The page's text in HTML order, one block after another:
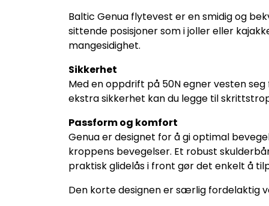
Baltic Genua flytevest er en smidig og
sittende posisjoner som i joller eller
mangesidighet.
Sikkerhet
Med en oppdrift på 50N egner vesten
ekstra sikkerhet kan du legge til
Passform og komfort
Genua er designet for å gi optimal
kroppens bevegelser. Et robust
praktisk glidelås i front gør det enkelt å
Den korte designen er særlig fordelaktig